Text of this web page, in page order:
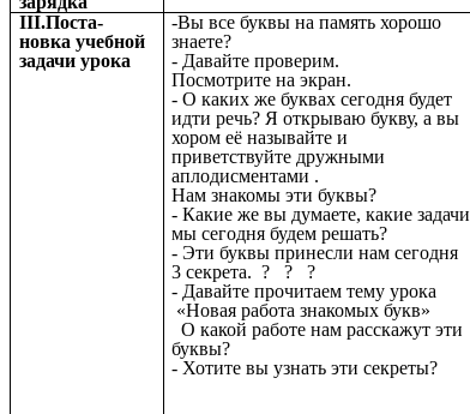
III.Поста-
новка учебной
задачи урока
-Вы все буквы на память хорошо
знаете?
- Давайте проверим.
Посмотрите на экран.
- О каких же буквах сегодня будет
идти речь? Я открываю букву, а вы
хором её называйте и
приветствуйте дружными
аплодисментами .
Нам знакомы эти буквы?
- Какие же вы думаете, какие задачи
мы сегодня будем решать?
- Эти буквы принесли нам сегодня
3 секрета. ? ? ?
- Давайте прочитаем тему урока
«Новая работа знакомых букв»
О какой работе нам расскажут эти
буквы?
- Хотите вы узнать эти секреты?